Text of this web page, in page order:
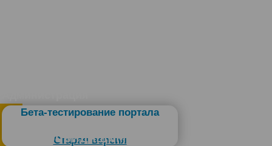
Бета-тестирование портала
Старая версия
Слабовидящим